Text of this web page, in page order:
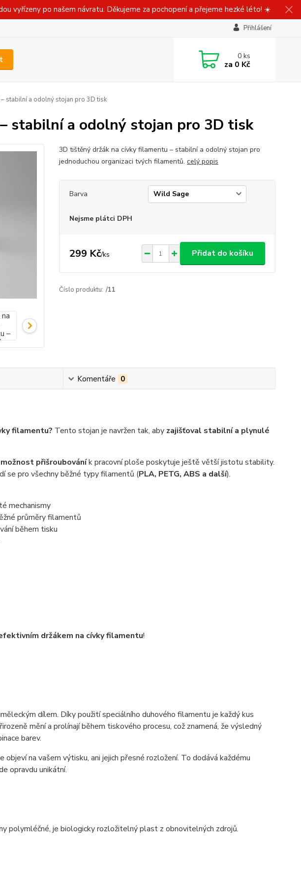
vyřízeny po našem návratu. Děkujeme za pochopení a přejeme hezké léto! ☀️
Přihlášení
0ks
za 0 Kč
– stabilní a odolný stojan pro 3D tisk
stabilní a odolný stojan pro 3D tisk
3D tištěný držák na cívky filamentu – stabilní a odolný stojan pro
jednoduchou organizaci tvých filamentů. celý popis
Barva
Nejsme plátci DPH
299 Kč/ks Přidat do košíku
Číslo produktu: /11
Komentáře 0
filamentu? Tento stojan je navržen tak, aby zajišťoval stabilní a plynulé
možnost přišroubováník pracovní ploše poskytuje ještě větší jistotu stability.
se pro všechny běžné typy filamentů (PLA, PETG, ABS a další).
mechanismy
průměry filamentů
během tisku
držákem na cívky filamentu!
dílem. Díky použití speciálního duhového filamentu je každý kus
mění a prolínají během tiskového procesu, což znamená, že výsledný
barev.
objeví na vašem výtisku, ani jejich přesné rozložení. To dodává každému
opravdu unikátní.
polymléčné, je biologicky rozložitelný plast z obnovitelných zdrojů.